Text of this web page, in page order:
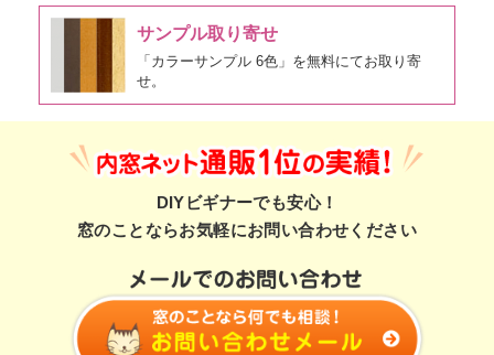
サンプル取り寄せ
「カラーサンプル 6色」を無料にてお取り寄
せ。
DIYビギナーでも安心！
窓のことならお気軽にお問い合わせください